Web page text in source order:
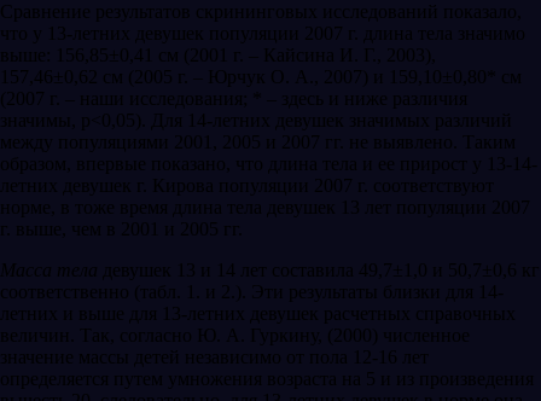
Сравнение результатов скрининговых исследований показало,
что у 13-летних девушек популяции 2007 г. длина тела значимо
выше: 156,85±0,41 см (2001 г. – Кайсина И. Г., 2003),
157,46±0,62 см (2005 г. – Юрчук О. А., 2007) и 159,10±0,80* см
(2007 г. – наши исследования; * – здесь и ниже различия
значимы, p<0,05). Для 14-летних девушек значимых различий
между популяциями 2001, 2005 и 2007 гг. не выявлено. Таким
образом, впервые показано, что длина тела и ее прирост у 13-14-
летних девушек г. Кирова популяции 2007 г. соответствуют
норме, в тоже время длина тела девушек 13 лет популяции 2007
г. выше, чем в 2001 и 2005 гг.
Масса тела девушек 13 и 14 лет составила 49,7±1,0 и 50,7±0,6 кг
соответственно (табл. 1. и 2.). Эти результаты близки для 14-
летних и выше для 13-летних девушек расчетных справочных
величин. Так, согласно Ю. А. Гуркину, (2000) численное
значение массы детей независимо от пола 12-16 лет
определяется путем умножения возраста на 5 и из произведения